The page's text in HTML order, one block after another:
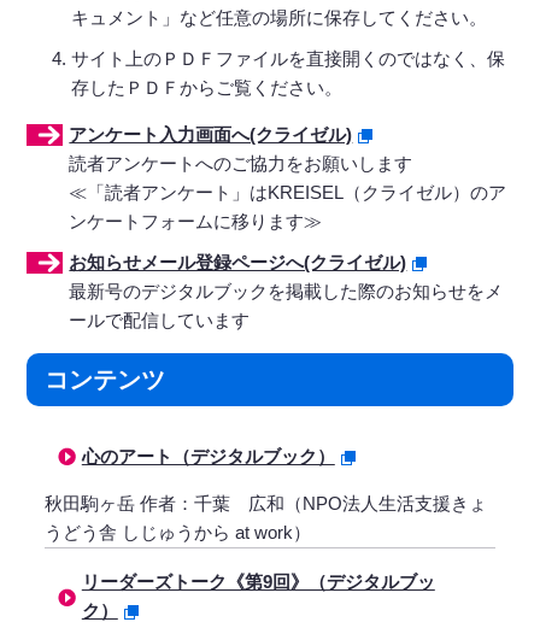
キュメント」など任意の場所に保存してください。
サイト上のＰＤＦファイルを直接開くのではなく、保
存したＰＤＦからご覧ください。
アンケート入力画面へ(クライゼル)
読者アンケートへのご協力をお願いします
≪「読者アンケート」はKREISEL（クライゼル）のア
ンケートフォームに移ります≫
お知らせメール登録ページへ(クライゼル)
最新号のデジタルブックを掲載した際のお知らせをメ
ールで配信しています
コンテンツ
心のアート（デジタルブック）
秋田駒ヶ岳 作者：千葉 広和（NPO法人生活支援きょ
うどう舎 しじゅうから at work）
リーダーズトーク《第9回》（デジタルブッ
ク）